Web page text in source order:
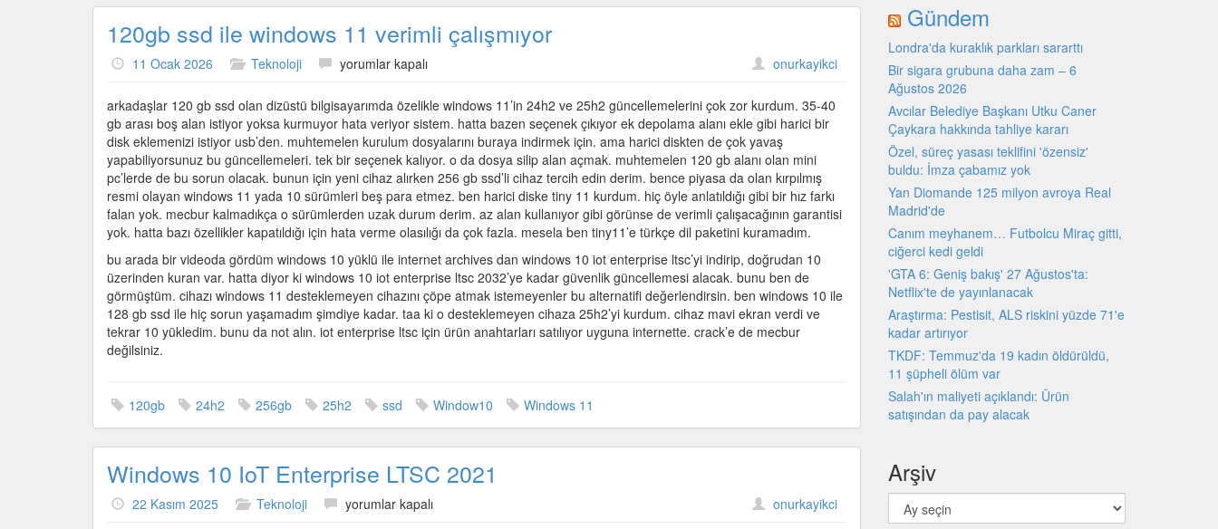
120gb ssd ile windows 11 verimli çalışmıyor
11 Ocak 2026 Teknoloji
120gb
ile
windows
11
verimli
çalışmıyor
için
yorumlar kapalı onurkayikci
arkadaşlar 120 gb ssd olan dizüstü bilgisayarımda özelikle windows 11’in 24h2 ve 25h2 güncellemelerini çok zor kurdum. 35-40
gb arası boş alan istiyor yoksa kurmuyor hata veriyor sistem. hatta bazen seçenek çıkıyor ek depolama alanı ekle gibi harici bir
disk eklemenizi istiyor usb’den. muhtemelen kurulum dosyalarını buraya indirmek için. ama harici diskten de çok yavaş
yapabiliyorsunuz bu güncellemeleri. tek bir seçenek kalıyor. o da dosya silip alan açmak. muhtemelen 120 gb alanı olan mini
pc’lerde de bu sorun olacak. bunun için yeni cihaz alırken 256 gb ssd’li cihaz tercih edin derim. bence piyasa da olan kırpılmış
resmi olayan windows 11 yada 10 sürümleri beş para etmez. ben harici diske tiny 11 kurdum. hiç öyle anlatıldığı gibi bir hız farkı
falan yok. mecbur kalmadıkça o sürümlerden uzak durum derim. az alan kullanıyor gibi görünse de verimli çalışacağının garantisi
yok. hatta bazı özellikler kapatıldığı için hata verme olasılığı da çok fazla. mesela ben tiny11’e türkçe dil paketini kuramadım.
bu arada bir videoda gördüm windows 10 yüklü ile internet archives dan windows 10 iot enterprise ltsc’yi indirip, doğrudan 10
üzerinden kuran var. hatta diyor ki windows 10 iot enterprise ltsc 2032’ye kadar güvenlik güncellemesi alacak. bunu ben de
görmüştüm. cihazı windows 11 desteklemeyen cihazını çöpe atmak istemeyenler bu alternatifi değerlendirsin. ben windows 10 ile
128 gb ssd ile hiç sorun yaşamadım şimdiye kadar. taa ki o desteklemeyen cihaza 25h2’yi kurdum. cihaz mavi ekran verdi ve
tekrar 10 yükledim. bunu da not alın. iot enterprise ltsc için ürün anahtarları satılıyor uyguna internette. crack’e de mecbur
değilsiniz.
120gb 24h2 256gb 25h2 ssd Window10 Windows 11
Windows 10 IoT Enterprise LTSC 2021
22 Kasım 2025 Teknoloji
Windows
yorumlar kapalı onurkayikci
Gündem
Londra'da kuraklık parkları sararttı
Bir sigara grubuna daha zam – 6
Ağustos 2026
Avcılar Belediye Başkanı Utku Caner
Çaykara hakkında tahliye kararı
Özel, süreç yasası teklifini 'özensiz'
buldu: İmza çabamız yok
Yan Diomande 125 milyon avroya Real
Madrid'de
Canım meyhanem… Futbolcu Miraç gitti,
ciğerci kedi geldi
'GTA 6: Geniş bakış' 27 Ağustos'ta:
Netflix'te de yayınlanacak
Araştırma: Pestisit, ALS riskini yüzde 71'e
kadar artırıyor
TKDF: Temmuz'da 19 kadın öldürüldü,
11 şüpheli ölüm var
Salah'ın maliyeti açıklandı: Ürün
satışından da pay alacak
Arşiv
Arşiv